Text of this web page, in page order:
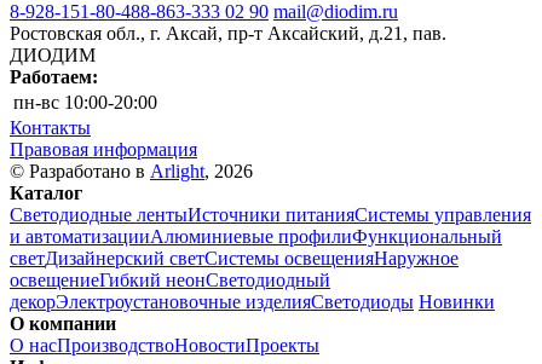
8-928-151-80-488-863-333 02 90 mail@diodim.ru
Ростовская обл., г. Аксай, пр-т Аксайский, д.21, пав.
ДИОДИМ
Работаем:
пн-вс 10:00-20:00
Контакты
Правовая информация
© Разработано в Arlight, 2026
Каталог
Светодиодные лентыИсточники питанияСистемы управления
и автоматизацииАлюминиевые профилиФункциональный
светДизайнерский светСистемы освещенияНаружное
освещениеГибкий неонСветодиодный
декорЭлектроустановочные изделияСветодиоды Новинки
О компании
О насПроизводствоНовостиПроекты